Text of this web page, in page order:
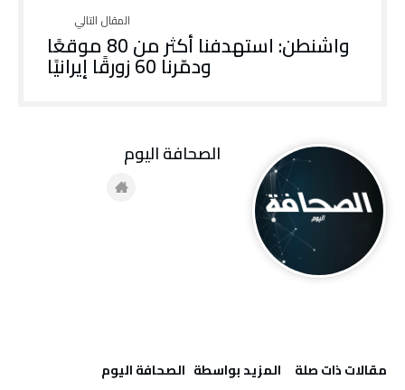
واشنطن: استهدفنا أكثر من 80 موقعًا
ودمّرنا 60 زورقًا إيرانيًا
‫مقالات ذات صلة‬ ‫‫المزيد بواسطة‬ ‬ ‭ ‬الصحافة‭ ‬اليوم